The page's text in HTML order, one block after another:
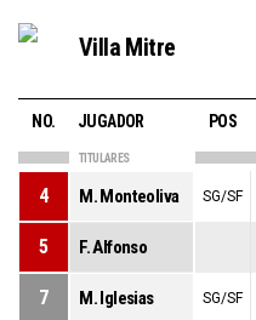
Villa Mitre
NO. JUGADOR POS
TITULARES
4 M. Monteoliva SG/SF
5 F. Alfonso
7 M. Iglesias SG/SF